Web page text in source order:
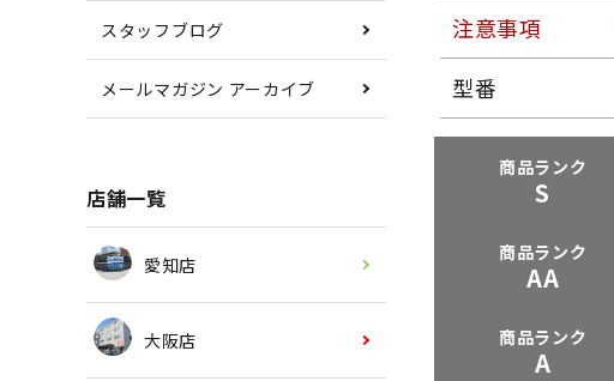
スタッフブログ
メールマガジン アーカイブ
店舗一覧
愛知店
大阪店
注意事項
型番
商品ランク
S
商品ランク
AA
商品ランク
A